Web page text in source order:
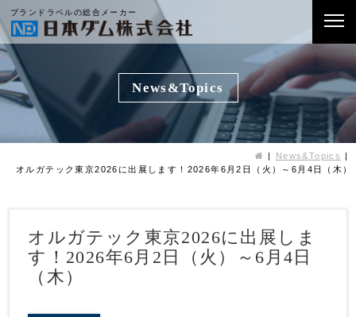
ブランドラベルの総合メーカー
News&Topics
News&Topics
オルガテック東京2026に出展します！2026年6月2日（火）～6月4日（木）
オルガテック東京2026に出展しま
す！2026年6月2日（火）～6月4日
（木）